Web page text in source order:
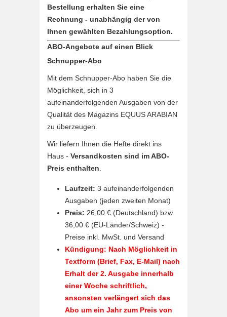
Bestellung erhalten Sie eine
Rechnung - unabhängig der von
Ihnen gewählten Bezahlungsoption.
ABO-Angebote auf einen Blick
Schnupper-Abo
Mit dem Schnupper-Abo haben Sie die
Möglichkeit, sich in 3
aufeinanderfolgenden Ausgaben von der
Qualität des Magazins EQUUS ARABIAN
zu überzeugen.
Wir liefern Ihnen die Hefte direkt ins
Haus - Versandkosten sind im ABO-
Preis enthalten
Laufzeit: 3 aufeinanderfolgenden
Ausgaben (jeden zweiten Monat)
Preis: 26,00 € (Deutschland) bzw.
36,00 € (EU-Länder/Schweiz) -
Preise inkl. MwSt. und Versand
Kündigung: Nach Möglichkeit in
Textform (Brief, Fax, E-Mail) nach
Erhalt der 2. Ausgabe innerhalb
einer Woche schriftlich,
ansonsten verlängert sich das
Abo um ein Jahr zum Preis von